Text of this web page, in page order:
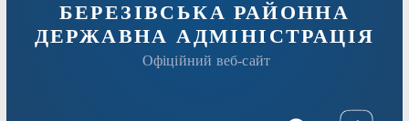
БЕРЕЗІВСЬКА РАЙОННА
ДЕРЖАВНА АДМІНІСТРАЦІЯ
Офіційний веб-сайт